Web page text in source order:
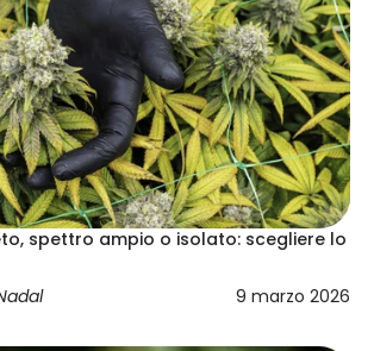
spettro ampio o isolato: scegliere lo
9 marzo 2026